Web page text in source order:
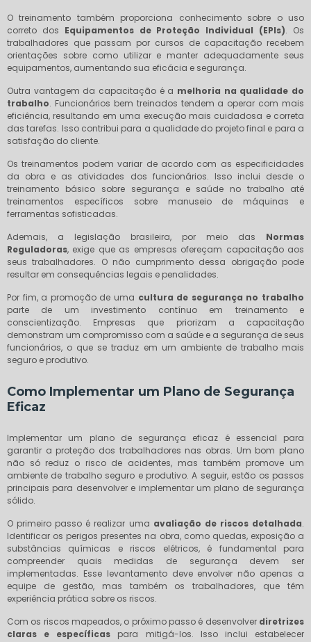
O treinamento também proporciona conhecimento sobre o uso
correto dos Equipamentos de Proteção Individual (EPIs). Os
trabalhadores que passam por cursos de capacitação recebem
orientações sobre como utilizar e manter adequadamente seus
equipamentos, aumentando sua eficácia e segurança.
Outra vantagem da capacitação é a melhoria na qualidade do
trabalho. Funcionários bem treinados tendem a operar com mais
eficiência, resultando em uma execução mais cuidadosa e correta
das tarefas. Isso contribui para a qualidade do projeto final e para a
satisfação do cliente.
Os treinamentos podem variar de acordo com as especificidades
da obra e as atividades dos funcionários. Isso inclui desde o
treinamento básico sobre segurança e saúde no trabalho até
treinamentos específicos sobre manuseio de máquinas e
ferramentas sofisticadas.
Ademais, a legislação brasileira, por meio das Normas
Reguladoras, exige que as empresas ofereçam capacitação aos
seus trabalhadores. O não cumprimento dessa obrigação pode
resultar em consequências legais e penalidades.
Por fim, a promoção de uma cultura de segurança no trabalho
parte de um investimento contínuo em treinamento e
conscientização. Empresas que priorizam a capacitação
demonstram um compromisso com a saúde e a segurança de seus
funcionários, o que se traduz em um ambiente de trabalho mais
seguro e produtivo.
Como Implementar um Plano de Segurança
Eficaz
Implementar um plano de segurança eficaz é essencial para
garantir a proteção dos trabalhadores nas obras. Um bom plano
não só reduz o risco de acidentes, mas também promove um
ambiente de trabalho seguro e produtivo. A seguir, estão os passos
principais para desenvolver e implementar um plano de segurança
sólido.
O primeiro passo é realizar uma avaliação de riscos detalhada.
Identificar os perigos presentes na obra, como quedas, exposição a
substâncias químicas e riscos elétricos, é fundamental para
compreender quais medidas de segurança devem ser
implementadas. Esse levantamento deve envolver não apenas a
equipe de gestão, mas também os trabalhadores, que têm
experiência prática sobre os riscos.
Com os riscos mapeados, o próximo passo é desenvolver diretrizes
claras e específicas para mitigá-los. Isso inclui estabelecer